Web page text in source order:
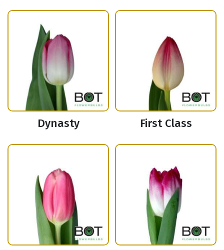
Dynasty First Class